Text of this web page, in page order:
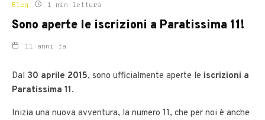
Blog 1 min lettura
Sono aperte le iscrizioni a Paratissima 11!
11 anni fa
Dal 30 aprile 2015, sono ufficialmente aperte le iscrizioni a
Paratissima 11.
Inizia una nuova avventura, la numero 11, che per noi è anche